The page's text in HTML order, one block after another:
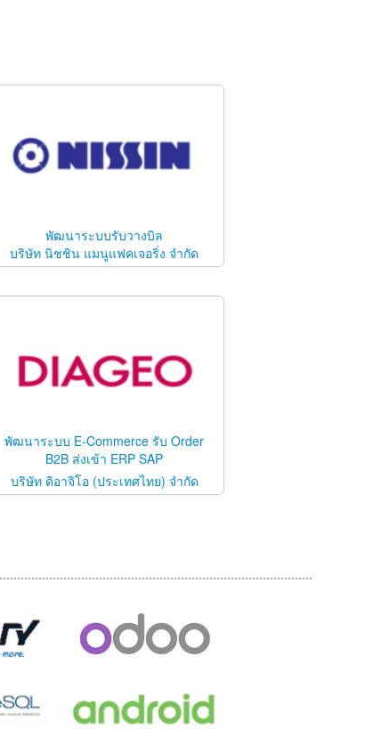
พัฒนาระบบรับวางบิล
บริษัท นิชชิน แมนูแฟคเจอริ่ง จำกัด
พัฒนาระบบ E-Commerce รับ Order
B2B ส่งเข้า ERP SAP
บริษัท ดิอาจิโอ (ประเทศไทย) จำกัด